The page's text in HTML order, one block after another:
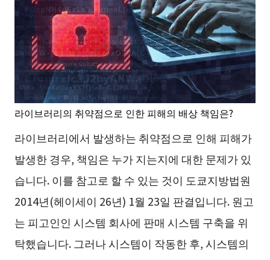
라이브러리의 취약점으로 인한 피해의 배상 책임은?
라이브러리에서 발생하는 취약점으로 인해 피해가
발생한 경우, 책임은 누가 지는지에 대한 문제가 있
습니다. 이를 참고로 할 수 있는 것이 도쿄지방법원
2014년(헤이세이 26년) 1월 23일 판결입니다. 원고
는 피고인인 시스템 회사에 판매 시스템 구축을 위
탁했습니다. 그러나 시스템이 작동한 후, 시스템의